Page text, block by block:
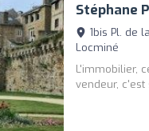
Stéphane
1bis Pl. de
Locminé
L'immobilier,
vendeur,